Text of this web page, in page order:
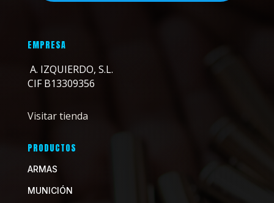
EMPRESA
A. IZQUIERDO, S.L.
CIF B13309356
Visitar tienda
PRODUCTOS
ARMAS
MUNICIÓN